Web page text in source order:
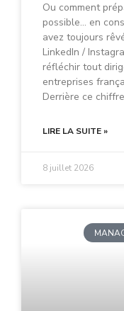
Ou comment
possible… en
avez toujours
LinkedIn /
réfléchir tout
entreprises
Derrière ce
LIRE LA SUITE »
8 juillet 2026